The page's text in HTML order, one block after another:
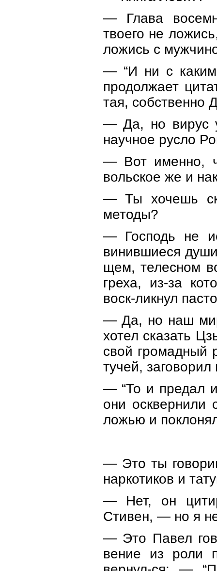
— Глава
твоего не
ложись с
— “И ни с
продолжает
тая, собственно
— Да, но вирус
научное русло
— Вот именно,
вольское же и
— Ты хочешь
методы?
— Господь не
винившиеся
щем, телесном
греха, из-за
воск-ликнул
— Да, но наш
хотел сказать
свой громадный
тучей,
— “То и предал
они
ложью и
— Это ты
наркотиков и
— Нет, он
Стивен, — но я
— Это Павел
вение из роли